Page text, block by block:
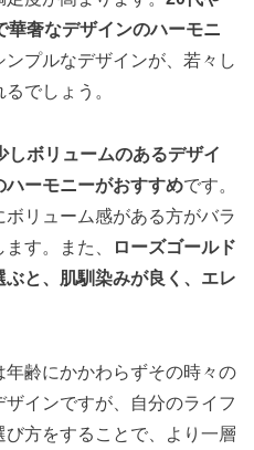
華奢なデザインのハーモニ
ンプルなデザインが、若々し
でしょう。
しボリュームのあるデザイ
ハーモニーがおすすめです。
リューム感がある方がバラ
す。また、
ローズゴールド
と、肌馴染みが良く、エレ
齢にかかわらずその時々の
インですが、自分のライフ
方をすることで、より一層